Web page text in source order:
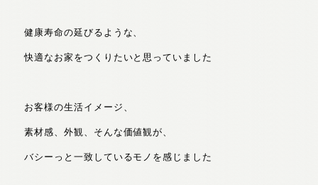
健康寿命の延びるような、
快適なお家をつくりたいと思っていました
お客様の生活イメージ、
素材感、外観、そんな価値観が、
バシーっと一致しているモノを感じました